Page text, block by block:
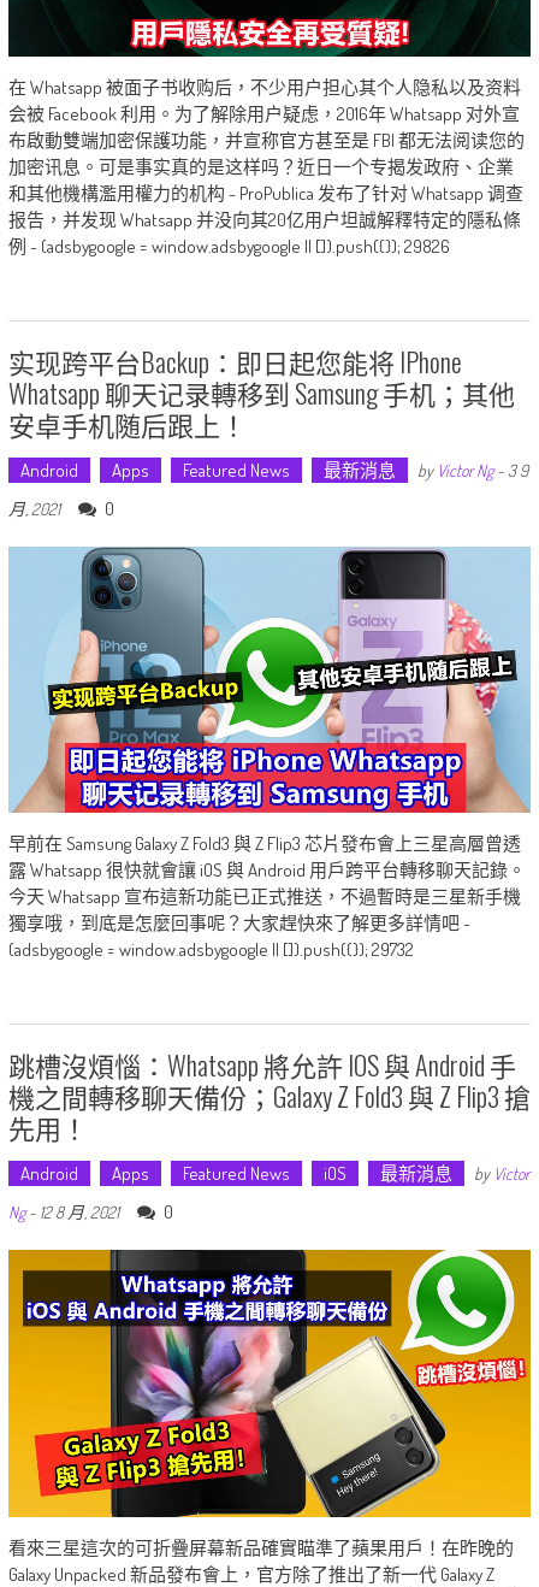
在 Whatsapp 被面子书收购后，不少用户担心其个人隐私以及资料
会被 Facebook 利用。为了解除用户疑虑，2016年 Whatsapp 对外宣
布啟動雙端加密保護功能，并宣称官方甚至是 FBI 都无法阅读您的
加密讯息。可是事实真的是这样吗？近日一个专揭发政府、企業
和其他機構濫用權力的机构 - ProPublica 发布了针对 Whatsapp 调查
报告，并发现 Whatsapp 并没向其20亿用户坦誠解釋特定的隱私條
例 ~ (adsbygoogle = window.adsbygoogle || []).push({}); 29826
实现跨平台Backup：即日起您能将 IPhone
Whatsapp 聊天记录轉移到 Samsung 手机；其他
安卓手机随后跟上！
Android Apps Featured News 最新消息 by Victor Ng- 3 9
月, 2021
0
早前在 Samsung Galaxy Z Fold3 與 Z Flip3 芯片發布會上三星高層曾透
露 Whatsapp 很快就會讓 iOS 與 Android 用戶跨平台轉移聊天記錄。
今天 Whatsapp 宣布這新功能已正式推送，不過暫時是三星新手機
獨享哦，到底是怎麼回事呢？大家趕快來了解更多詳情吧 ~
(adsbygoogle = window.adsbygoogle || []).push({}); 29732
跳槽沒煩惱：Whatsapp 將允許 IOS 與 Android 手
機之間轉移聊天備份；Galaxy Z Fold3 與 Z Flip3 搶
先用！
Android Apps Featured News iOS 最新消息 by Victor
Ng- 12 8 月, 2021 0
看來三星這次的可折疊屏幕新品確實瞄準了蘋果用戶！在昨晚的
Galaxy Unpacked 新品發布會上，官方除了推出了新一代 Galaxy Z